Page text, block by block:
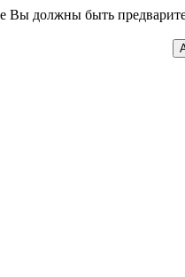
должны быть